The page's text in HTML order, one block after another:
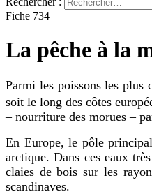
Fiche 734
La pêche à la
Parmi les poissons les plus
soit le long des côtes
– nourriture des morues –
En Europe, le pôle
arctique. Dans ces eaux
claies de bois sur les
scandinaves.